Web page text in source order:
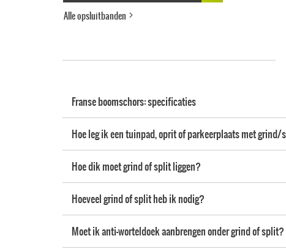
Alle opsluitbanden
Franse boomschors: specificaties
Hoe leg ik een tuinpad, oprit of parkeerplaats met grind/
Hoe dik moet grind of split liggen?
Hoeveel grind of split heb ik nodig?
Moet ik anti-worteldoek aanbrengen onder grind of split?